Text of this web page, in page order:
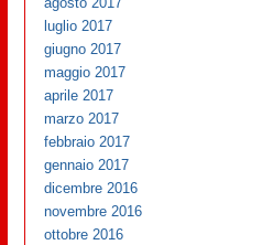
luglio 2017
giugno 2017
maggio 2017
aprile 2017
marzo 2017
febbraio 2017
gennaio 2017
dicembre 2016
novembre 2016
ottobre 2016